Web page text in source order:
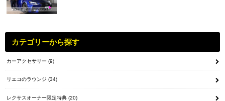
カテゴリーから探す
カーアクセサリー(9)
リエコのラウンジ(34)
レクサスオーナー限定特典(20)